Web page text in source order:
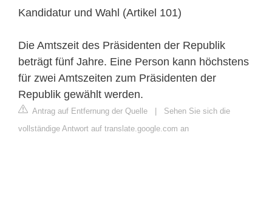
Kandidatur und Wahl (Artikel 101)
Die Amtszeit des Präsidenten der Republik
beträgt fünf Jahre. Eine Person kann höchstens
für zwei Amtszeiten zum Präsidenten der
Republik gewählt werden.
Antrag auf Entfernung der Quelle | Sehen Sie sich die
vollständige Antwort auf translate.google.com an